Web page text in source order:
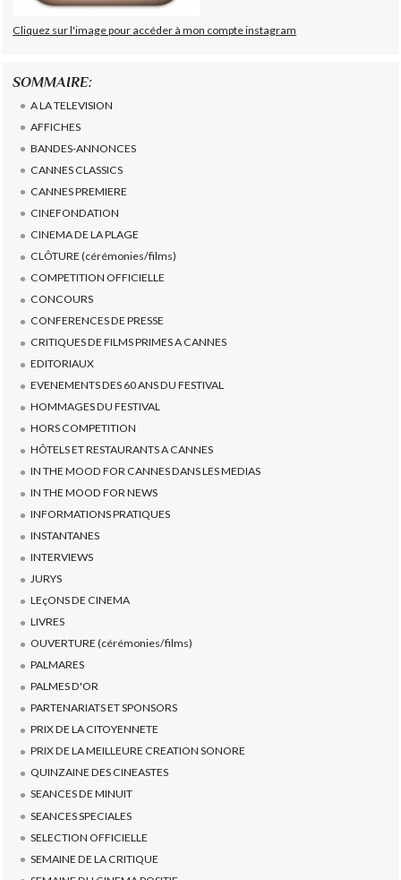
Cliquez sur l'image pour accéder à mon compte instagram
SOMMAIRE:
A LA TELEVISION
AFFICHES
BANDES-ANNONCES
CANNES CLASSICS
CANNES PREMIERE
CINEFONDATION
CINEMA DE LA PLAGE
CLÔTURE (cérémonies/films)
COMPETITION OFFICIELLE
CONCOURS
CONFERENCES DE PRESSE
CRITIQUES DE FILMS PRIMES A CANNES
EDITORIAUX
EVENEMENTS DES 60 ANS DU FESTIVAL
HOMMAGES DU FESTIVAL
HORS COMPETITION
HÔTELS ET RESTAURANTS A CANNES
IN THE MOOD FOR CANNES DANS LES MEDIAS
IN THE MOOD FOR NEWS
INFORMATIONS PRATIQUES
INSTANTANES
INTERVIEWS
JURYS
LEçONS DE CINEMA
LIVRES
OUVERTURE (cérémonies/films)
PALMARES
PALMES D'OR
PARTENARIATS ET SPONSORS
PRIX DE LA CITOYENNETE
PRIX DE LA MEILLEURE CREATION SONORE
QUINZAINE DES CINEASTES
SEANCES DE MINUIT
SEANCES SPECIALES
SELECTION OFFICIELLE
SEMAINE DE LA CRITIQUE